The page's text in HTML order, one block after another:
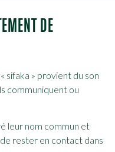
DE
sifaka » provient du son
communiquent ou
leur nom commun et
rester en contact dans